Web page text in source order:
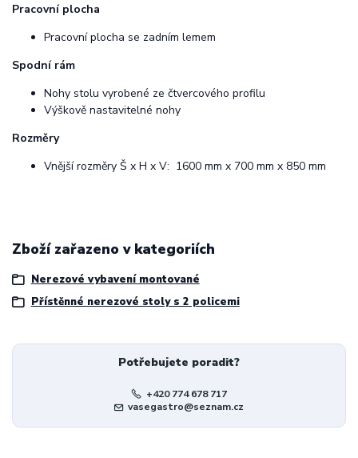
Pracovní plocha
Pracovní plocha se zadním lemem
Spodní rám
Nohy stolu vyrobené ze čtvercového profilu
Výškově nastavitelné nohy
Rozměry
Vnější rozměry Š x H x V: 1600 mm x 700 mm x 850 mm
Zboží zařazeno v kategoriích
Nerezové vybavení montované
Přístěnné nerezové stoly s 2 policemi
Potřebujete poradit?
+420 774 678 717
vasegastro@seznam.cz